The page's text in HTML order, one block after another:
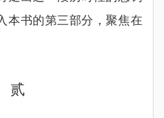
本书的第三部分，聚焦在
贰